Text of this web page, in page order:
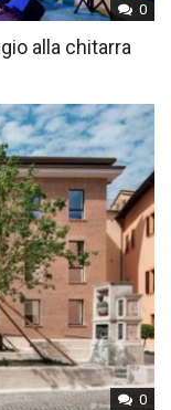
0
alla chitarra
0